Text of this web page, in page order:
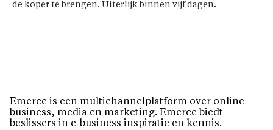
de koper te brengen. Uiterlijk binnen vijf dagen.
Emerce is een multichannelplatform over online
business, media en marketing. Emerce biedt
beslissers in e-business inspiratie en kennis.